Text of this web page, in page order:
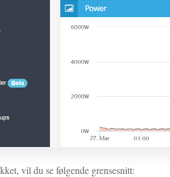
vil du se følgende grensesnitt: